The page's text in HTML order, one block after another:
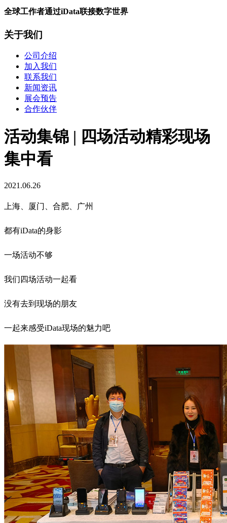
全球工作者通过iData联接数字世界
关于我们
公司介绍
加入我们
联系我们
新闻资讯
展会预告
合作伙伴
活动集锦 | 四场活动精彩现场
集中看
2021.06.26
上海、厦门、合肥、广州
都有iData的身影
一场活动不够
我们四场活动一起看
没有去到现场的朋友
一起来感受iData现场的魅力吧